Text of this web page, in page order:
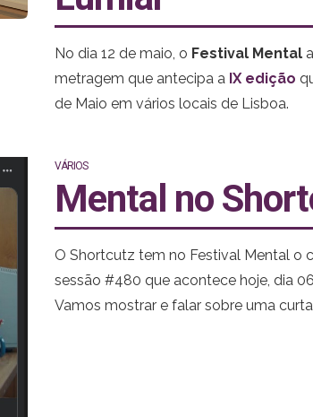
No dia 12 de maio, o Festival Mental
metragem que antecipa a IX edição
de Maio em vários locais de Lisboa.
VÁRIOS
Mental no
O Shortcutz tem no Festival Mental o
sessão #480 que acontece hoje, dia
Vamos mostrar e falar sobre uma